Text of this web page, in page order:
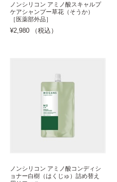
ノンシリコン アミノ酸スキャルプ
ケアシャンプー草花（そうか）
［医薬部外品］
¥2,980 （税込）
ノンシリコン アミノ酸コンディシ
ョナー白樹（はくじゅ）詰め替え